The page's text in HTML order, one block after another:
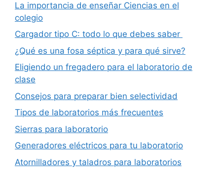
La importancia de enseñar Ciencias en el
colegio
Cargador tipo C: todo lo que debes saber
¿Qué es una fosa séptica y para qué sirve?
Eligiendo un fregadero para el laboratorio de
clase
Consejos para preparar bien selectividad
Tipos de laboratorios más frecuentes
Sierras para laboratorio
Generadores eléctricos para tu laboratorio
Atornilladores y taladros para laboratorios